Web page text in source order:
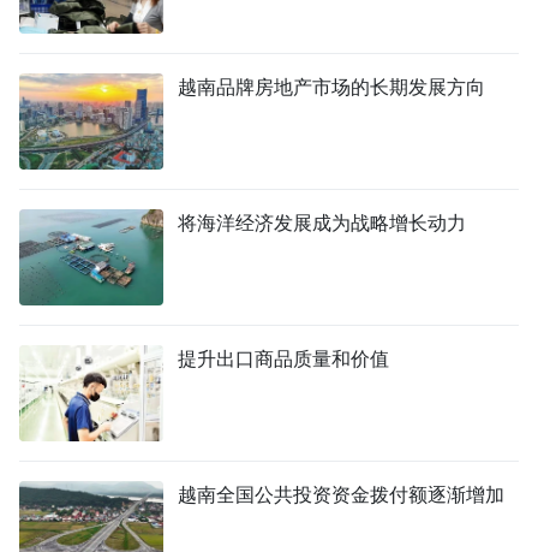
越南品牌房地产市场的长期发展方向
将海洋经济发展成为战略增长动力
提升出口商品质量和价值
越南全国公共投资资金拨付额逐渐增加